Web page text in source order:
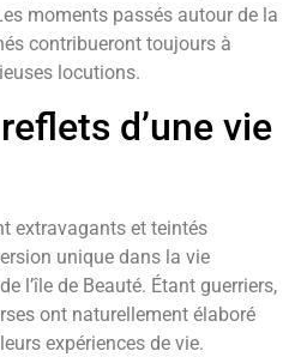
moments passés autour de la
contribueront toujours à
locutions.
d’une vie
extravagants et teintés
unique dans la vie
l’île de Beauté. Étant guerriers,
ont naturellement élaboré
expériences de vie.